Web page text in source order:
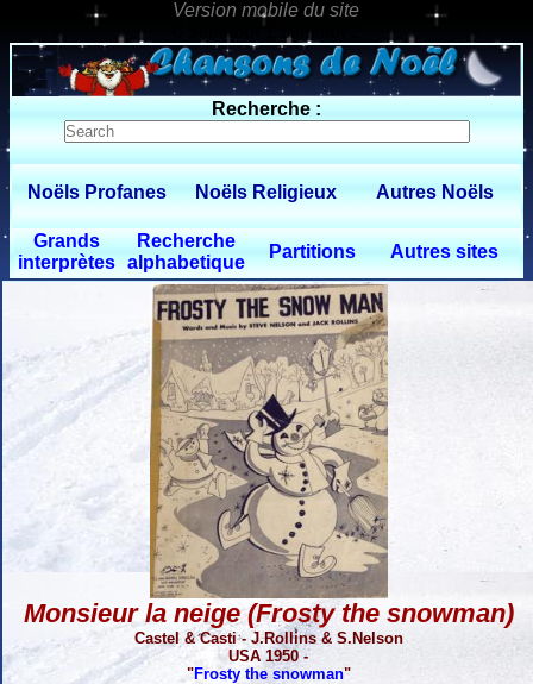
0 $limitbot 1 $limittot 2
Recherche :
Noëls Profanes Noëls Religieux Autres Noëls
Grands
interprètes
Recherche
alphabetique
Partitions Autres sites
Monsieur la neige (Frosty the snowman)
Castel & Casti - J.Rollins & S.Nelson
USA 1950 -
"Frosty the snowman"